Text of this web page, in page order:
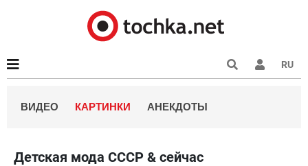
RU
ВИДЕО КАРТИНКИ АНЕКДОТЫ
Детская мода СССР & сейчас